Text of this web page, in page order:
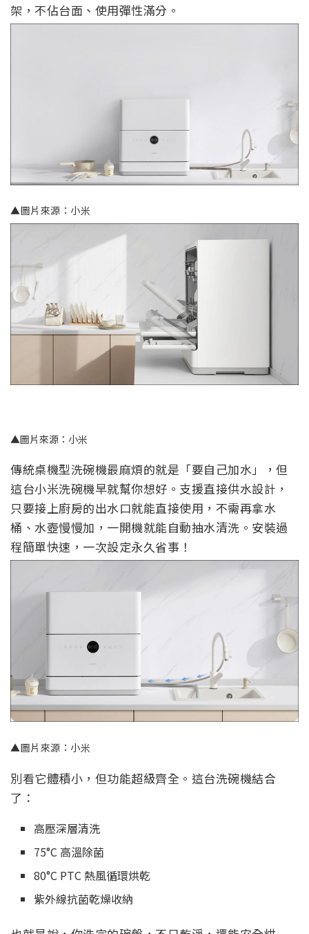
架，不佔台面、使用彈性滿分。
▲圖片來源：小米
▲圖片來源：小米
傳統桌機型洗碗機最麻煩的就是「要自己加水」，但
這台小米洗碗機早就幫你想好。支援直接供水設計，
只要接上廚房的出水口就能直接使用，不需再拿水
桶、水壺慢慢加，一開機就能自動抽水清洗。安裝過
程簡單快速，一次設定永久省事！
▲圖片來源：小米
別看它體積小，但功能超級齊全。這台洗碗機結合
了：
高壓深層清洗
75°C 高溫除菌
80°C PTC 熱風循環烘乾
紫外線抗菌乾燥收納